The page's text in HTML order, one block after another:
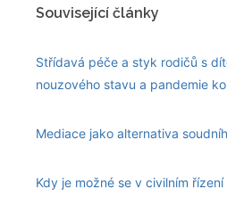
Související články
Střídavá péče a styk rodičů s
nouzového stavu a pandemie
Mediace jako alternativa
Kdy je možné se v civilním